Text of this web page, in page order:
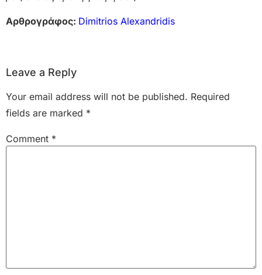
Αρθρογράφος: Dimitrios Alexandridis
Leave a Reply
Your email address will not be published. Required
fields are marked *
Comment *